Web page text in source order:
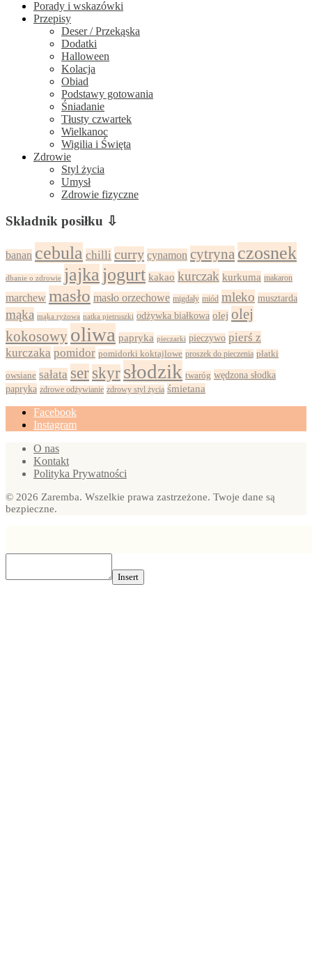
Porady i wskazówki
Przepisy
Deser / Przekąska
Dodatki
Halloween
Kolacja
Obiad
Podstawy gotowania
Śniadanie
Tłusty czwartek
Wielkanoc
Wigilia i Święta
Zdrowie
Styl życia
Umysł
Zdrowie fizyczne
Składnik posiłku ⇩
banan cebula chilli curry cynamon cytryna czosnek
dbanie o zdrowie jajka jogurt kakao kurczak kurkuma makaron
marchew masło masło orzechowe migdały miód mleko musztarda
mąka mąka ryżowa natka pietruszki odżywka białkowa olej olej
kokosowy oliwa papryka pieczarki pieczywo pierś z
kurczaka pomidor pomidorki koktajlowe proszek do pieczenia płatki
owsiane sałata ser skyr słodzik twaróg wędzona słodka
papryka zdrowe odżywianie zdrowy styl życia śmietana
Facebook
Instagram
O nas
Kontakt
Polityka Prywatności
© 2026 Zaremba. Wszelkie prawa zastrzeżone. Twoje dane są
bezpieczne.
Insert